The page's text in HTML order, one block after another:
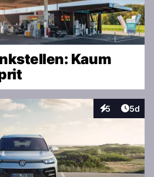
Kaum
5
Interaktionen
5d